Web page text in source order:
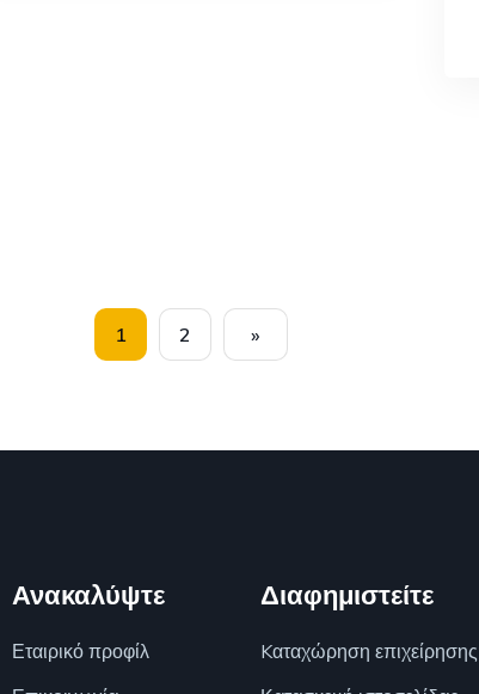
1 2 »
Ανακαλύψτε
Εταιρικό προφίλ
Διαφημιστείτε
Kαταχώρηση επιχείρησης